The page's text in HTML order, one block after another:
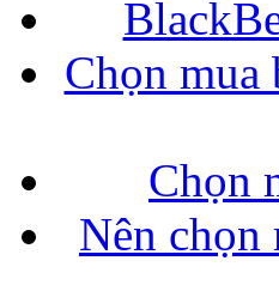
Chọn mua
Chọn
Nên chọn